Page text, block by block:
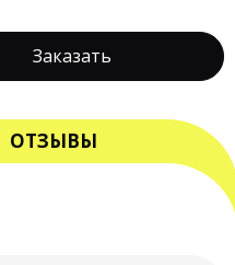
Заказать
ОТЗЫВЫ